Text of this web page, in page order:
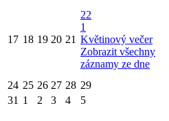
17 18 19 20 21
22
1
Květinový večer
Zobrazit všechny
záznamy ze dne
24 25 26 27 28 29
31 1 2 3 4 5